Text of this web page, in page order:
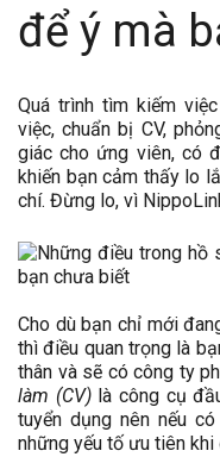
để ý mà
Quá trình tìm kiếm
việc, chuẩn bị CV,
giác cho ứng viên, có
khiến bạn cảm thấy lo
chí. Đừng lo, vì
Cho dù bạn chỉ mới
thì điều quan trọng là
thân và sẽ có công ty
làm (CV)là công cụ
tuyển dụng nên nếu
những yếu tố ưu tiên khi